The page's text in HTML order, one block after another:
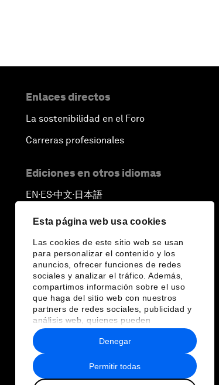
Esta página web usa cookies
Las cookies de este sitio web se usan
para personalizar el contenido y los
anuncios, ofrecer funciones de redes
sociales y analizar el tráfico. Además,
compartimos información sobre el uso
que haga del sitio web con nuestros
partners de redes sociales, publicidad y
análisis web, quienes pueden
combinarla con otra información que les
haya proporcionado o que hayan
recopilado a partir del uso que haya
hecho de sus servicios.
Permitir todas
Denegar
Enlaces directos
La sostenibilidad en el Foro
Carreras profesionales
Ediciones en otros idiomas
EN ▪ ES▪中文▪ 日本語